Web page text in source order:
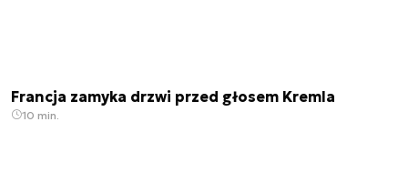
Francja zamyka drzwi przed głosem Kremla
10 min.